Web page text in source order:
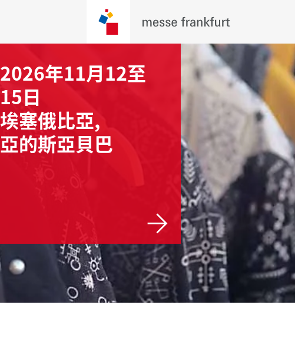
2026年11月12至
15日
埃塞俄比亞,
亞的斯亞貝巴